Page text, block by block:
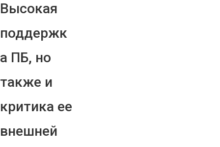
Высокая
поддержк
а ПБ, но
также и
критика ее
внешней